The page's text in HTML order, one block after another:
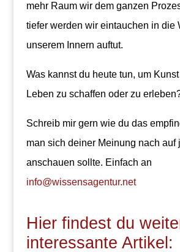
mehr Raum wir dem ganzen
tiefer werden wir eintauchen in die
unserem Innern auftut.
Was kannst du heute tun, um
Leben zu schaffen oder zu
Schreib mir gern wie du das
man sich deiner Meinung nach auf
anschauen sollte. Einfach an
info@wissensagentur.net
Hier findest du
interessante Artikel: